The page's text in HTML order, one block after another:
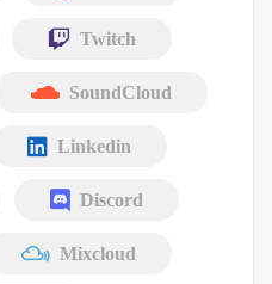
Twitch
SoundCloud
Linkedin
Discord
Mixcloud